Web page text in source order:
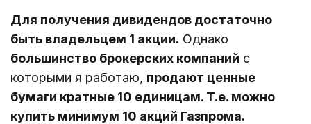
Для получения дивидендов достаточно
быть владельцем 1 акции. Однако
большинство брокерских компаний с
которыми я работаю, продают ценные
бумаги кратные 10 единицам. Т.е. можно
купить минимум 10 акций Газпрома.